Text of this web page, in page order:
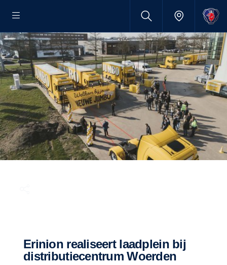
Erinion realiseert laadplein bij
distributiecentrum Woerden